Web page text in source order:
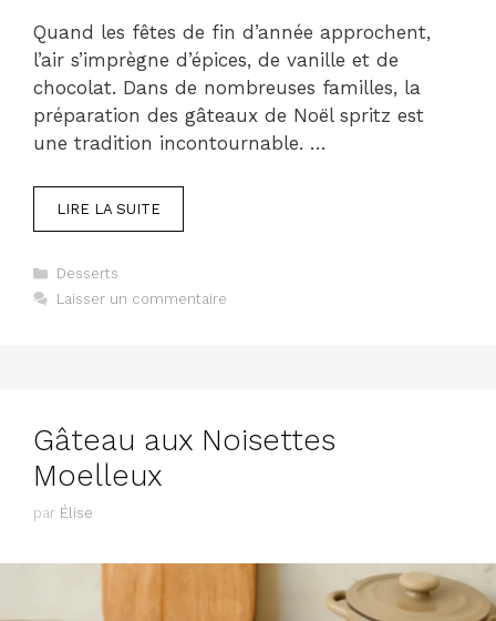
Quand les fêtes de fin d’année approchent,
l’air s’imprègne d’épices, de vanille et de
chocolat. Dans de nombreuses familles, la
préparation des gâteaux de Noël spritz est
une tradition incontournable. …
LIRE LA SUITE
Catégories
Desserts
Laisser un commentaire
Gâteau aux Noisettes
Moelleux
par Élise